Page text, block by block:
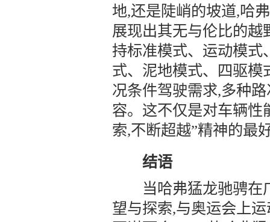
地,还是陡峭的坡道,哈
展现出其无与伦比的越
持标准模式、运动模式
式、泥地模式、四驱模
况条件驾驶需求,多种
容。这不仅是对车辆性
索,不断超越”精神的最
结语
当哈弗猛龙驰骋在
望与探索,与奥运会上